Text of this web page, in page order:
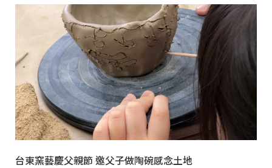
台東窯藝慶父親節 邀父子做陶碗感念土地